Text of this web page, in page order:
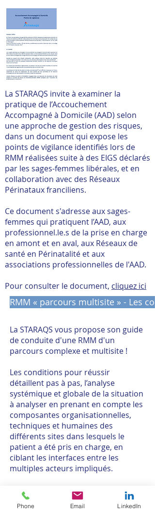
La STARAQS invite à examiner la
pratique de l’Accouchement
Accompagné à Domicile (AAD) selon
une approche de gestion des risques,
dans un document qui expose les
points de vigilance identifiés lors de
RMM réalisées suite à des EIGS déclarés
par les sages-femmes libérales, et en
collaboration avec des Réseaux
Périnataux franciliens.
Ce document s'adresse aux sages-
femmes qui pratiquent l’AAD, aux
professionnel.le.s de la prise en charge
en amont et en aval, aux Réseaux de
santé en Périnatalité et aux
associations professionnelles de l'AAD.
Pour consulter le document, cliquez ici
RMM « parcours multisite » - Les
La STARAQS vous propose son guide
de conduite d'une RMM d'un
parcours complexe et multisite !
Les conditions pour réussir
détaillent pas à pas, l’analyse
systémique et globale de la situation
à analyser en prenant en compte les
composantes organisationnelles,
techniques et humaines des
différents sites dans lesquels le
patient a été pris en charge, en
ciblant les interfaces entre les
multiples acteurs impliqués.
Pour consulter le guide,
cliquez ICI.
Phone Email LinkedIn